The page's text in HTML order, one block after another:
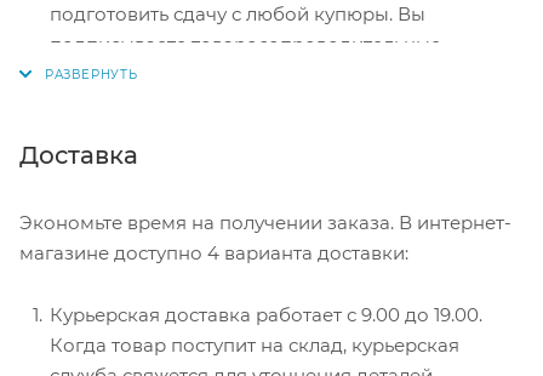
подготовить сдачу с любой купюры. Вы
подписываете товаросопроводительные
документы, вносите денежные средства,
перенаправит вас на сервер системы ASSIST.
Здесь нужно ввести номер карты, срок действия
Электронные системы при онлайн-заказе:
PayPal, WebMoney и Яндекс.Деньги. Для
Доставка
Экономьте время на получении заказа. В интернет-
магазине доступно 4 варианта доставки:
Курьерская доставка работает с 9.00 до 19.00.
Когда товар поступит на склад, курьерская